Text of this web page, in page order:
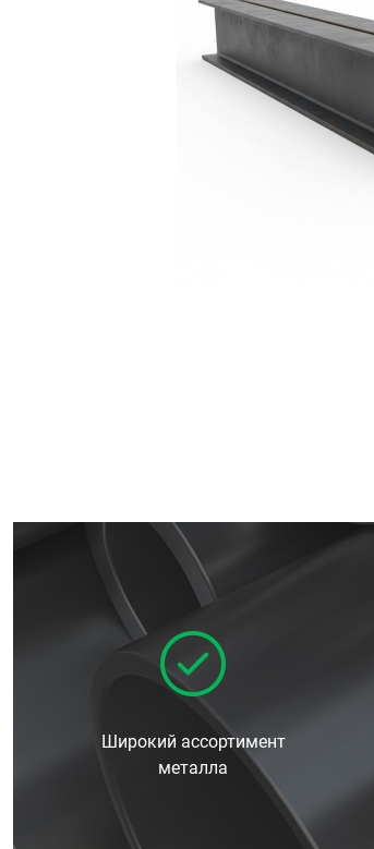
Широкий ассортимент
металла